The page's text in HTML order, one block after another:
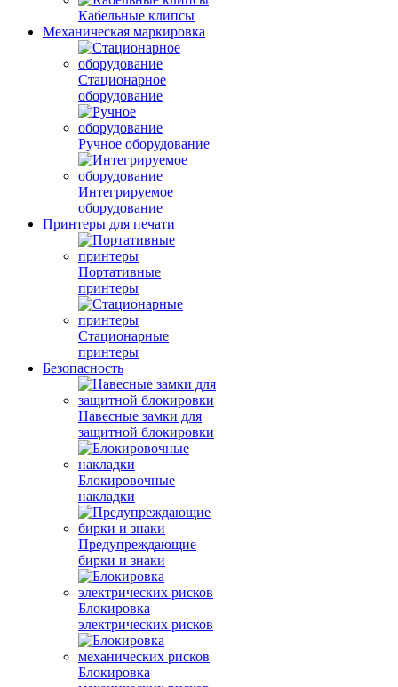
Кабельные клипсы
Механическая маркировка
Стационарное
оборудование
Ручное оборудование
Интегрируемое
оборудование
Принтеры для печати
Портативные
принтеры
Стационарные
принтеры
Безопасность
Навесные замки для
защитной блокировки
Блокировочные
накладки
Предупреждающие
бирки и знаки
Блокировка
электрических рисков
Блокировка